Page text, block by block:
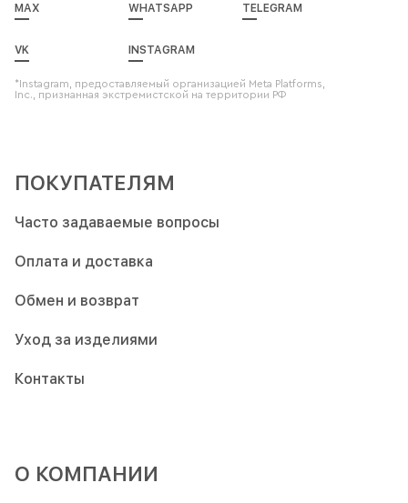
MAX WHATSAPP TELEGRAM
VK INSTAGRAM
*Instagram, предоставляемый организацией Meta Platforms,
Inc., признанная экстремистской на территории РФ
ПОКУПАТЕЛЯМ
Часто задаваемые вопросы
Оплата и доставка
Обмен и возврат
Уход за изделиями
Контакты
О КОМПАНИИ